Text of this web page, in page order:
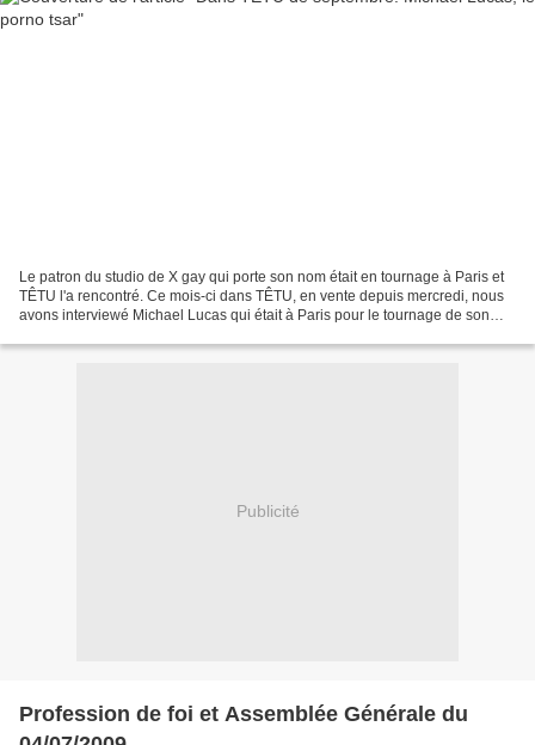
Le patron du studio de X gay qui porte son nom était en tournage à Paris et
TÊTU l'a rencontré. Ce mois-ci dans TÊTU, en vente depuis mercredi, nous
avons interviewé Michael Lucas qui était à Paris pour le tournage de son
Publicité
Profession de foi et Assemblée Générale du